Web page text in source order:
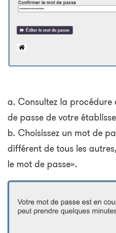
a. Consultez la
de passe de votre
b. Choisissez un mot de
différent de tous les
le mot de passe».